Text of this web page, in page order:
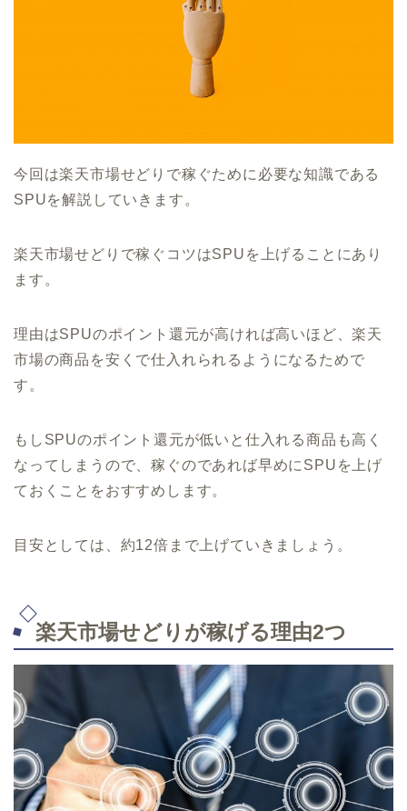
今回は楽天市場せどりで稼ぐために必要な知識である
SPUを解説していきます。
楽天市場せどりで稼ぐコツはSPUを上げることにあり
ます。
理由はSPUのポイント還元が高ければ高いほど、楽天
市場の商品を安くで仕入れられるようになるためで
す。
もしSPUのポイント還元が低いと仕入れる商品も高く
なってしまうので、稼ぐのであれば早めにSPUを上げ
ておくことをおすすめします。
目安としては、約12倍まで上げていきましょう。
楽天市場せどりが稼げる理由2つ